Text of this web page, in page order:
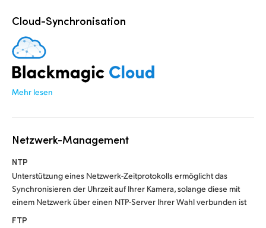
Cloud-Synchronisation
Mehr lesen
Netzwerk-Management
NTP
Unterstützung eines Netzwerk-Zeitprotokolls ermöglicht das
Synchronisieren der Uhrzeit auf Ihrer Kamera, solange diese mit
einem Netzwerk über einen NTP-Server Ihrer Wahl verbunden ist
FTP